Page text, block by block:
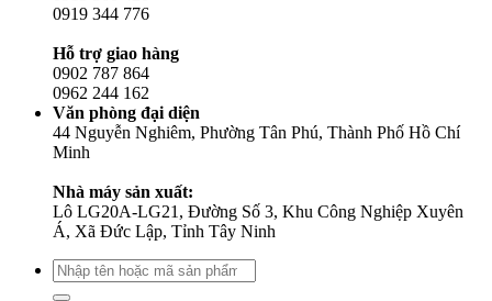
0919 344 776
Hỗ trợ giao hàng
0902 787 864
0962 244 162
Văn phòng đại diện
44 Nguyễn Nghiêm, Phường Tân Phú, Thành Phố Hồ Chí
Minh
Nhà máy sản xuất:
Lô LG20A-LG21, Đường Số 3, Khu Công Nghiệp Xuyên
Á, Xã Đức Lập, Tỉnh Tây Ninh
Tìm
kiếm: